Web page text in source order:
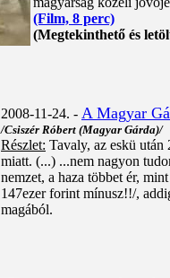
(Film, 8 perc)
(Megtekinthető és
2008-11-24. - A Magyar
/Csiszér Róbert (Magyar Gárda)/
Részlet: Tavaly, az eskü után
miatt. (...) ...nem nagyon
nemzet, a haza többet ér,
147ezer forint mínusz!!/,
magából.